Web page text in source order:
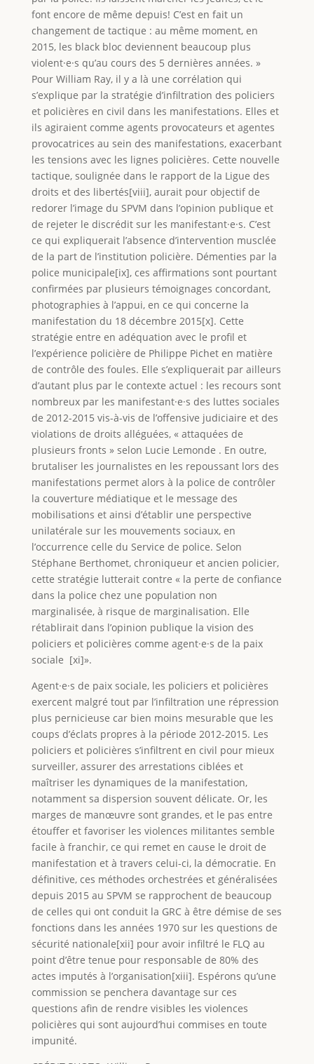
font encore de même depuis! C’est en fait un
changement de tactique : au même moment, en
2015, les black bloc deviennent beaucoup plus
violent·e·s qu’au cours des 5 dernières années. »
Pour William Ray, il y a là une corrélation qui
s’explique par la stratégie d’infiltration des policiers
et policières en civil dans les manifestations. Elles et
ils agiraient comme agents provocateurs et agentes
provocatrices au sein des manifestations, exacerbant
les tensions avec les lignes policières. Cette nouvelle
tactique, soulignée dans le rapport de la Ligue des
droits et des libertés[viii], aurait pour objectif de
redorer l’image du SPVM dans l’opinion publique et
de rejeter le discrédit sur les manifestant·e·s. C’est
ce qui expliquerait l’absence d’intervention musclée
de la part de l’institution policière. Démenties par la
police municipale[ix], ces affirmations sont pourtant
confirmées par plusieurs témoignages concordant,
photographies à l’appui, en ce qui concerne la
manifestation du 18 décembre 2015[x]. Cette
stratégie entre en adéquation avec le profil et
l’expérience policière de Philippe Pichet en matière
de contrôle des foules. Elle s’expliquerait par ailleurs
d’autant plus par le contexte actuel : les recours sont
nombreux par les manifestant·e·s des luttes sociales
de 2012-2015 vis-à-vis de l’offensive judiciaire et des
violations de droits alléguées, « attaquées de
plusieurs fronts » selon Lucie Lemonde . En outre,
brutaliser les journalistes en les repoussant lors des
manifestations permet alors à la police de contrôler
la couverture médiatique et le message des
mobilisations et ainsi d’établir une perspective
unilatérale sur les mouvements sociaux, en
l’occurrence celle du Service de police. Selon
Stéphane Berthomet, chroniqueur et ancien policier,
cette stratégie lutterait contre « la perte de confiance
dans la police chez une population non
marginalisée, à risque de marginalisation. Elle
rétablirait dans l’opinion publique la vision des
policiers et policières comme agent·e·s de la paix
sociale [xi]».
Agent·e·s de paix sociale, les policiers et policières
exercent malgré tout par l’infiltration une répression
plus pernicieuse car bien moins mesurable que les
coups d’éclats propres à la période 2012-2015. Les
policiers et policières s’infiltrent en civil pour mieux
surveiller, assurer des arrestations ciblées et
maîtriser les dynamiques de la manifestation,
notamment sa dispersion souvent délicate. Or, les
marges de manœuvre sont grandes, et le pas entre
étouffer et favoriser les violences militantes semble
facile à franchir, ce qui remet en cause le droit de
manifestation et à travers celui-ci, la démocratie. En
définitive, ces méthodes orchestrées et généralisées
depuis 2015 au SPVM se rapprochent de beaucoup
de celles qui ont conduit la GRC à être démise de ses
fonctions dans les années 1970 sur les questions de
sécurité nationale[xii] pour avoir infiltré le FLQ au
point d’être tenue pour responsable de 80% des
actes imputés à l’organisation[xiii]. Espérons qu’une
commission se penchera davantage sur ces
questions afin de rendre visibles les violences
policières qui sont aujourd’hui commises en toute
impunité.